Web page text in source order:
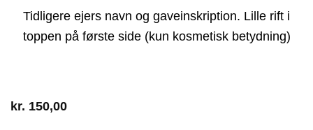
Tidligere ejers navn og gaveinskription. Lille rift i
toppen på første side (kun kosmetisk betydning)
kr. 150,00